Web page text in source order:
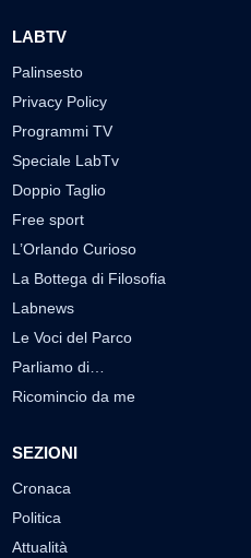
LABTV
Palinsesto
Privacy Policy
Programmi TV
Speciale LabTv
Doppio Taglio
Free sport
L’Orlando Curioso
La Bottega di Filosofia
Labnews
Le Voci del Parco
Parliamo di…
Ricomincio da me
SEZIONI
Cronaca
Politica
Attualità